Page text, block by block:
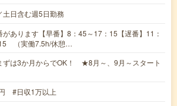
土日含む週5日勤務
があります【早番】8：45～17：15【遅番】11：
（実働7.5h/休憩…
ずは3か月からでOK！ ★8月～、9月～スタート
#日収1万以上